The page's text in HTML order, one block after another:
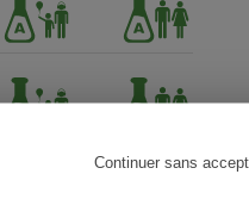
Continuer sans